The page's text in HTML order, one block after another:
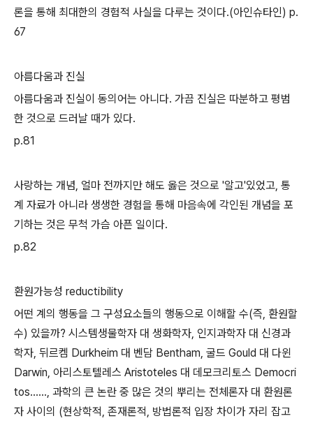
론을 통해 최대한의 경험적 사실을 다루는 것이다.(아인슈타인) p.
67
아름다움과 진실
아름다움과 진실이 동의어는 아니다. 가끔 진실은 따분하고 평범
한 것으로 드러날 때가 있다.
p.81
사랑하는 개념, 얼마 전까지만 해도 옳은 것으로 '알고'있었고, 통
계 자료가 아니라 생생한 경험을 통해 마음속에 각인된 개념을 포
기하는 것은 무척 가슴 아픈 일이다.
p.82
환원가능성 reductibility
어떤 계의 행동을 그 구성요소들의 행동으로 이해할 수(즉, 환원할
수) 있을까? 시스템생물학자 대 생화학자, 인지과학자 대 신경과
학자, 뒤르켐 Durkheim 대 벤담 Bentham, 굴드 Gould 대 다윈
Darwin, 아리스토텔레스 Aristoteles 대 데모크리토스 Democri
tos......, 과학의 큰 논란 중 많은 것의 뿌리는 전체론자 대 환원론
자 사이의 (현상학적, 존재론적, 방법론적 입장 차이가 자리 잡고